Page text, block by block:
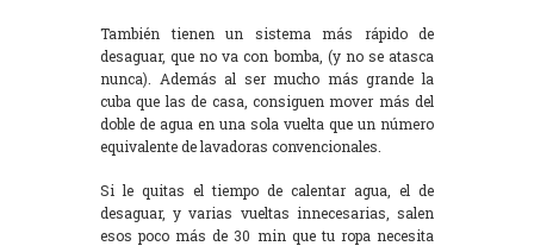
También tienen un sistema más rápido de
desaguar, que no va con bomba, (y no se atasca
nunca). Además al ser mucho más grande la
cuba que las de casa, consiguen mover más del
doble de agua en una sola vuelta que un número
equivalente de lavadoras convencionales.
Si le quitas el tiempo de calentar agua, el de
desaguar, y varias vueltas innecesarias, salen
esos poco más de 30 min que tu ropa necesita